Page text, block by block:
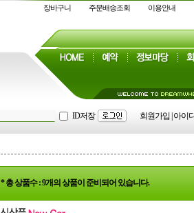
장바구니 주문배송조회 이용안내
ID저장 회원가입 아이
* 총 상품수 : 9개의 상품이 준비되어 있습니다.